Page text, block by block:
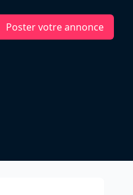
Poster votre annonce